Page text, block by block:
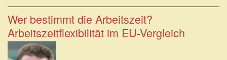
am
Arbeitsmarkt
dank
fragwürdigem
Teilzeitboom
Wer bestimmt die Arbeitszeit?
Arbeitszeitflexibilität im EU-Vergleich